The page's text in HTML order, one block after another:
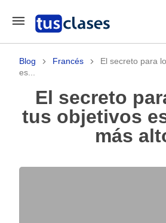
Blog Francés
El secreto para
es...
El secreto para lograr
tus objetivos
más